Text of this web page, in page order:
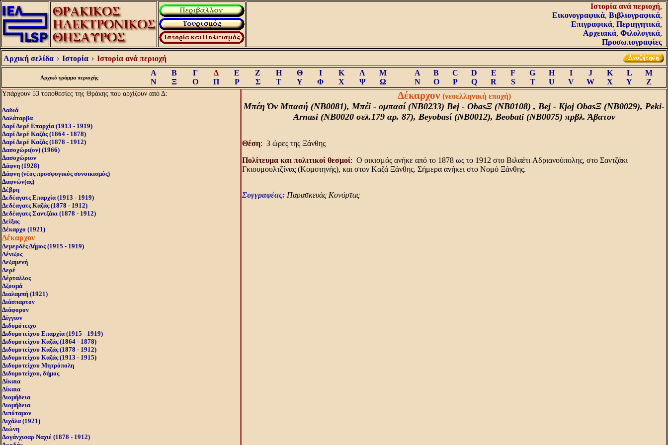
Iστορία ανά περιοχή,
Εικονογραφικά, Βιβλιογραφικά,
Επιγραφικά, Περιηγητικά,
Αρχειακά, Φιλολογικά,
Προσωπογραφίες
Αρχική σελίδα
Ιστορία Ιστορία ανά περιοχή
Αρχικό γράμμα περιοχής
Α Β Γ Δ Ε Ζ Η Θ Ι Κ Λ
Μ
Ν
Ξ Ο Π Ρ Σ Τ Υ Φ Χ Ψ Ω
A B C D E F G H I J K L
M
N
O P Q R S T U V W X Y Z
Υπάρχουν 53 τοποθεσίες της Θράκης που αρχίζουν από Δ:
Δαδιά
Δαλάταρβα
Δαρί Δερέ Επαρχία (1913 - 1919)
Δαρί Δερέ Καζάς (1864 - 1878)
Δαρί Δερέ Καζάς (1878 - 1912)
Δασοχώρι(ον) (1966)
Δασοχώριον
Δάφνη (1928)
Δάφνη (νέος προσφυγικός συνοικισμός)
Δαφνών(ας)
Δέβρη
Δεδέαγατς Επαρχία (1913 - 1919)
Δεδέαγατς Καζάς (1878 - 1912)
Δεδέαγατς Σαντζάκι (1878 - 1912)
Δείξας
Δέκαρχο (1921)
Δέκαρχον
Δεμερδές Δήμος (1915 - 1919)
Δένιζος
Δεξαμενή
Δερέ
Δέρταλλος
Δζουμά
Διαλαμπή (1921)
Διάσπαρτον
Διάφορον
Δίγγιον
Διδυμότειχο
Διδυμοτείχου Επαρχία (1915 - 1919)
Διδυμοτείχου Καζάς (1864 - 1878)
Διδυμοτείχου Καζάς (1878 - 1912)
Διδυμοτείχου Καζάς (1913 - 1915)
Διδυμοτείχου Μητρόπολη
Διδυμοτείχου, δήμος
Δίκαια
Δίκαια
Διομήδεια
Διομήδεια
Διπόταμον
Διχάλα (1921)
Διώνη
Δογάνχισαρ Ναχιέ (1878 - 1912)
Δέκαρχον (νεοελληνική εποχή)
Mπέη Όν Mπασή (NB0081), Mπέϊ - ομπασί (NB0233) Bej - ObasΞ (NB0108) , Bej - Kjoj ObasΞ (NB0029), Peki-
Arnasi (NB0020 σελ.179 αρ. 87), Beyobasί (NB0012), Beobati (NB0075) πρβλ. Άβατον
Θέση: 3 ώρες της Ξάνθης
Πολίτευμα και πολιτικοί θεσμοί: O οικισμός ανήκε από το 1878 ως το 1912 στο Bιλαέτι Aδριανούπολης, στο Σαντζάκι
Γκιουμουλτζίνας (Kομοτηνής), και στον Kαζά Ξάνθης. Σήμερα ανήκει στο Nομό Ξάνθης.
Συγγραφέας: Παρασκευάς Κονόρτας